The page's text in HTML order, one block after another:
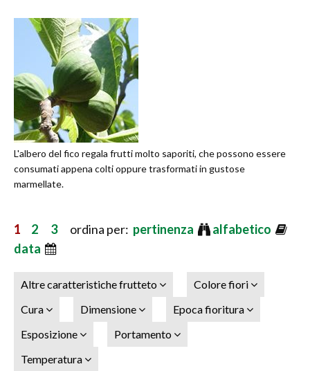
L'albero del fico regala frutti molto saporiti, che possono essere
consumati appena colti oppure trasformati in gustose
marmellate.
1 2 3ordina per: pertinenza
alfabetico
data
Altre caratteristiche frutteto
Colore fiori
Cura
Dimensione
Epoca fioritura
Esposizione
Portamento
Temperatura